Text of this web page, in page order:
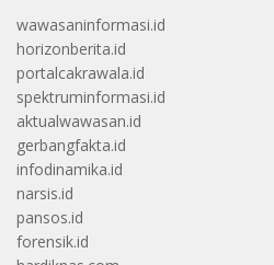
wawasaninformasi.id
horizonberita.id
portalcakrawala.id
spektruminformasi.id
aktualwawasan.id
gerbangfakta.id
infodinamika.id
narsis.id
pansos.id
forensik.id